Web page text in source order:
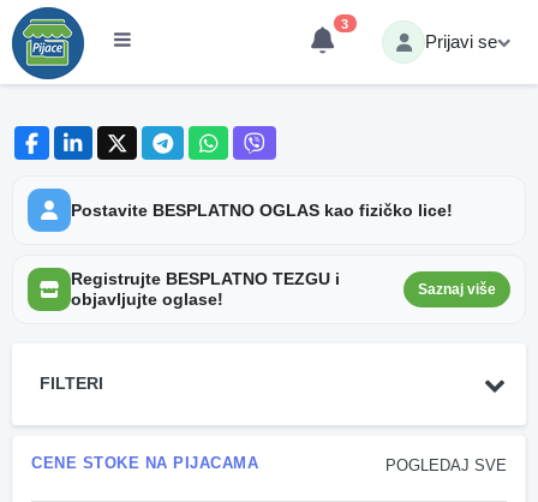
3
Prijavi se
Postavite BESPLATNO OGLAS kao fizičko lice!
Registrujte BESPLATNO TEZGU i
objavljujte oglase!
Saznaj više
FILTERI
POGLEDAJ SVE
CENE STOKE NA PIJACAMA